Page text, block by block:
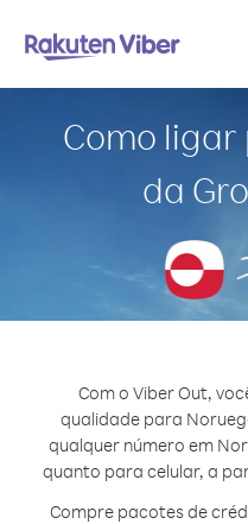
Como
da
Com o Viber Out,
qualidade para
qualquer número em
quanto para celular, a
Compre pacotes de